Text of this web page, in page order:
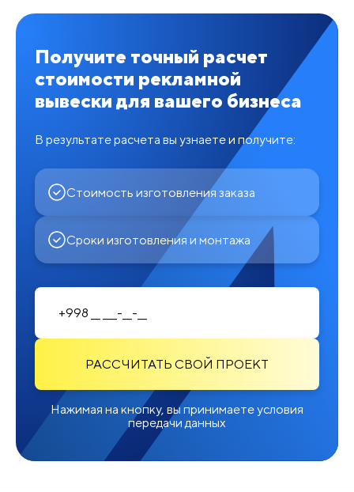
Получите точный расчет
стоимости рекламной
вывески для вашего бизнеса
В результате расчета вы узнаете и получите:
Стоимость изготовления заказа
Сроки изготовления и монтажа
РАССЧИТАТЬ СВОЙ ПРОЕКТ
Нажимая на кнопку, вы принимаете условия
передачи данных